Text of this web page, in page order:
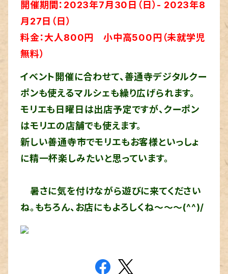
開催期間：2023年7月30日（日）- 2023年8
月27日（日）
料金：大人800円
小中高500円（未就学児
無料）
イベント開催に合わせて、善通寺デジタルクー
ポンも使えるマルシェも繰り広げられます。
モリエも日曜日は出店予定ですが、クーポン
はモリエの店舗でも使えます。
新しい善通寺市でモリエもお客様といっしょ
に精一杯楽しみたいと思っています。
暑さに気を付けながら遊びに来てください
ね。もちろん、お店にもよろしくね～～～(^^)/